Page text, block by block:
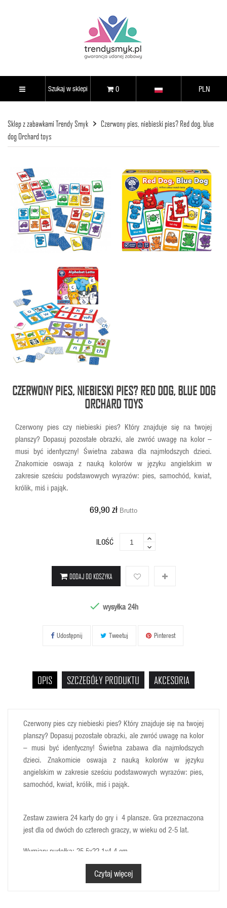
0 PLN
Sklep z zabawkami Trendy Smyk
Czerwony pies, niebieski pies? Red dog, blue
dog Orchard toys
CZERWONY PIES, NIEBIESKI PIES? RED DOG, BLUE DOG
ORCHARD TOYS
Czerwony pies czy niebieski pies? Który znajduje się na twojej
planszy? Dopasuj pozostałe obrazki, ale zwróć uwagę na kolor –
musi być identyczny! Świetna zabawa dla najmłodszych dzieci.
Znakomicie oswaja z nauką kolorów w języku angielskim w
zakresie sześciu podstawowych wyrazów: pies, samochód, kwiat,
królik, miś i pająk.
69,90 zł Brutto
ILOŚĆ
DODAJ DO KOSZYKA
 wysyłka 24h
Udostępnij Tweetuj Pinterest
OPIS SZCZEGÓŁY PRODUKTU AKCESORIA
Czerwony pies czy niebieski pies? Który znajduje się na twojej
planszy? Dopasuj pozostałe obrazki, ale zwróć uwagę na kolor
– musi być identyczny! Świetna zabawa dla najmłodszych
dzieci. Znakomicie oswaja z nauką kolorów w języku
angielskim w zakresie sześciu podstawowych wyrazów: pies,
samochód, kwiat, królik, miś i pająk.
Zestaw zawiera 24 karty do gry i 4 plansze. Gra przeznaczona
jest dla od dwóch do czterech graczy, w wieku od 2-5 lat.
Wymiary pudełka: 25,5x22,1x4,4 cm
Czytaj więcej